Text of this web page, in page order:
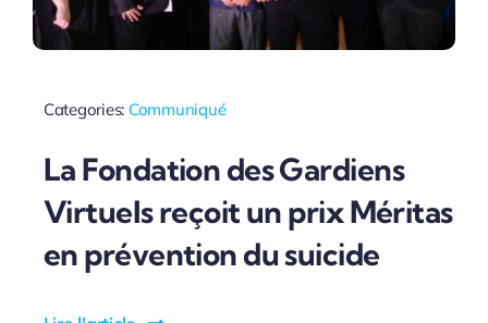
Categories: Communiqué
La Fondation des Gardiens
Virtuels reçoit un prix Méritas
en prévention du suicide